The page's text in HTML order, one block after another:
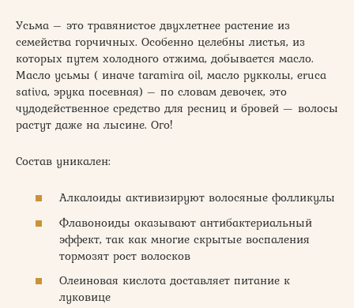
Усьма – это травянистое двухлетнее растение из
семейства горчичных. Особенно целебны листья, из
которых путем холодного отжима, добывается масло.
Масло усьмы ( иначе taramira oil, масло рукколы, eruca
sativa, эрука посевная) – по словам девочек, это
чудодейственное средство для ресниц и бровей — волосы
растут даже на лысине. Ого!
Состав уникален:
Алкалоиды активизируют волосяные фолликулы
Флавоноиды оказывают антибактериальный
эффект, так как многие скрытые воспаления
тормозят рост волосков
Олеиновая кислота доставляет питание к
луковице